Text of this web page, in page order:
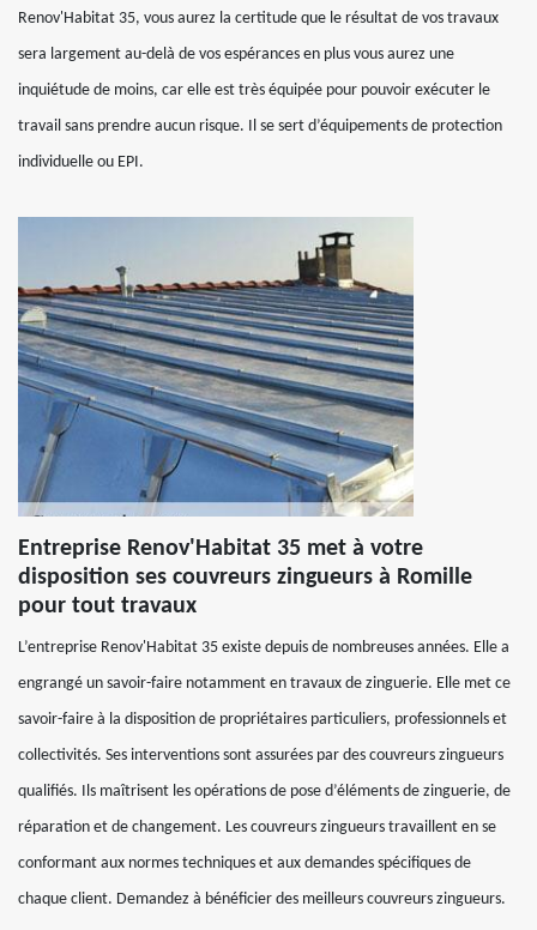
Renov'Habitat 35, vous aurez la certitude que le résultat de vos travaux
sera largement au-delà de vos espérances en plus vous aurez une
inquiétude de moins, car elle est très équipée pour pouvoir exécuter le
travail sans prendre aucun risque. Il se sert d’équipements de protection
individuelle ou EPI.
Entreprise Renov'Habitat 35 met à votre
disposition ses couvreurs zingueurs à Romille
pour tout travaux
L’entreprise Renov'Habitat 35 existe depuis de nombreuses années. Elle a
engrangé un savoir-faire notamment en travaux de zinguerie. Elle met ce
savoir-faire à la disposition de propriétaires particuliers, professionnels et
collectivités. Ses interventions sont assurées par des couvreurs zingueurs
qualifiés. Ils maîtrisent les opérations de pose d’éléments de zinguerie, de
réparation et de changement. Les couvreurs zingueurs travaillent en se
conformant aux normes techniques et aux demandes spécifiques de
chaque client. Demandez à bénéficier des meilleurs couvreurs zingueurs.